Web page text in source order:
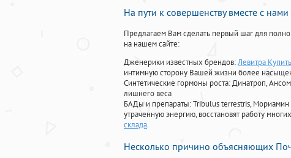
На пути к совершенству вместе с нами
Предлагаем Вам сделать первый шаг для
на нашем сайте:
Дженерики известных брендов:Левитра
интимную сторону Вашей жизни более
Синтетические гормоны роста: Динатроп,
лишнего веса
БАДы и препараты:Tribulus terrestris, Мориамин
утраченную энергию, восстановят работу
склада.
Несколько причино объясняющих